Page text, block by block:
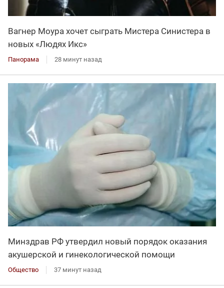
Вагнер Моура хочет сыграть Мистера Синистера в
новых «Людях Икс»
Панорама 28 минут назад
Минздрав РФ утвердил новый порядок оказания
акушерской и гинекологической помощи
Общество 37 минут назад